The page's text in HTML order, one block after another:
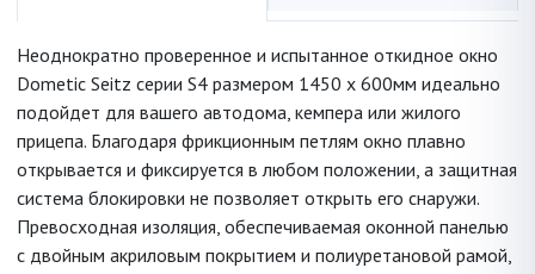
Неоднократно проверенное и испытанное откидное окно
Dometic Seitz серии S4 размером 1450 x 600мм идеально
подойдет для вашего автодома, кемпера или жилого
прицепа. Благодаря фрикционным петлям окно плавно
открывается и фиксируется в любом положении, а защитная
система блокировки не позволяет открыть его снаружи.
Превосходная изоляция, обеспечиваемая оконной панелью
с двойным акриловым покрытием и полиуретановой рамой,